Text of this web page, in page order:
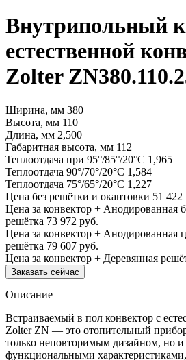
Внутрипольный
естественной
Zolter
Ширина, мм 380
Высота, мм 110
Длина, мм 2,500
Габаритная высота, мм 112
Теплоотдача при 95°/85°/20°С 1,965
Теплоотдача 90°/70°/20°С 1,584
Теплоотдача 75°/65°/20°С 1,227
Цена без решётки и окантовки 51 422
Цена за конвектор + Анодированная
решётка 73 972 руб.
Цена за конвектор + Анодированная
решётка 79 607 руб.
Цена за конвектор + Деревянная
Заказать сейчас
Описание
Встраиваемый в пол конвектор с
Zolter ZN — это отопительный
только неповторимым дизайном, но
функциональными